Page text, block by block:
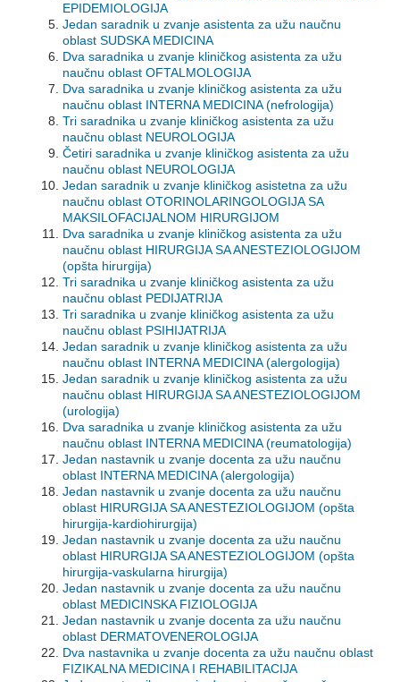
EPIDEMIOLOGIJA
Jedan saradnik u zvanje asistenta za užu naučnu
oblast SUDSKA MEDICINA
Dva saradnika u zvanje kliničkog asistenta za užu
naučnu oblast OFTALMOLOGIJA
Dva saradnika u zvanje kliničkog asistenta za užu
naučnu oblast INTERNA MEDICINA (nefrologija)
Tri saradnika u zvanje kliničkog asistenta za užu
naučnu oblast NEUROLOGIJA
Četiri saradnika u zvanje kliničkog asistenta za užu
naučnu oblast NEUROLOGIJA
Jedan saradnik u zvanje kliničkog asistetna za užu
naučnu oblast OTORINOLARINGOLOGIJA SA
MAKSILOFACIJALNOM HIRURGIJOM
Dva saradnika u zvanje kliničkog asistenta za užu
naučnu oblast HIRURGIJA SA ANESTEZIOLOGIJOM
(opšta hirurgija)
Tri saradnika u zvanje kliničkog asistenta za užu
naučnu oblast PEDIJATRIJA
Tri saradnika u zvanje kliničkog asistenta za užu
naučnu oblast PSIHIJATRIJA
Jedan saradnik u zvanje kliničkog asistenta za užu
naučnu oblast INTERNA MEDICINA (alergologija)
Jedan saradnik u zvanje kliničkog asistenta za užu
naučnu oblast HIRURGIJA SA ANESTEZIOLOGIJOM
(urologija)
Dva saradnika u zvanje kliničkog asistenta za užu
naučnu oblast INTERNA MEDICINA (reumatologija)
Jedan nastavnik u zvanje docenta za užu naučnu
oblast INTERNA MEDICINA (alergologija)
Jedan nastavnik u zvanje docenta za užu naučnu
oblast HIRURGIJA SA ANESTEZIOLOGIJOM (opšta
hirurgija-kardiohirurgija)
Jedan nastavnik u zvanje docenta za užu naučnu
oblast HIRURGIJA SA ANESTEZIOLOGIJOM (opšta
hirurgija-vaskularna hirurgija)
Jedan nastavnik u zvanje docenta za užu naučnu
oblast MEDICINSKA FIZIOLOGIJA
Jedan nastavnik u zvanje docenta za užu naučnu
oblast DERMATOVENEROLOGIJA
Dva nastavnika u zvanje docenta za užu naučnu oblast
FIZIKALNA MEDICINA I REHABILITACIJA